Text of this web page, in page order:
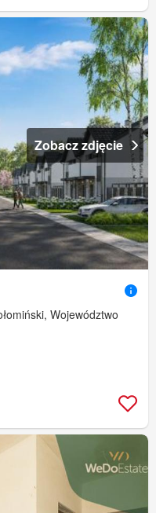
Zobacz zdjęcie
Województwo